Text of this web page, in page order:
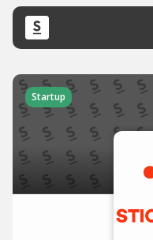
Startup